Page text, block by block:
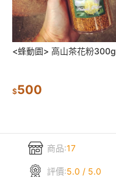
<蜂動園> 高山茶花粉300g
$500
商品:17
評價:5.0 / 5.0